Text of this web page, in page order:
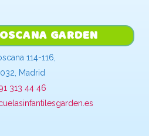
GARDEN
114-116,
Madrid
313 44 46